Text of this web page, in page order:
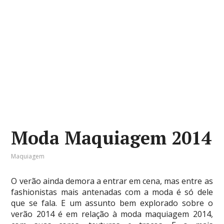
Moda Maquiagem 2014
Maquiagem
O verão ainda demora a entrar em cena, mas entre as
fashionistas mais antenadas com a moda é só dele
que se fala. E um assunto bem explorado sobre o
verão 2014 é em relação à moda maquiagem 2014,